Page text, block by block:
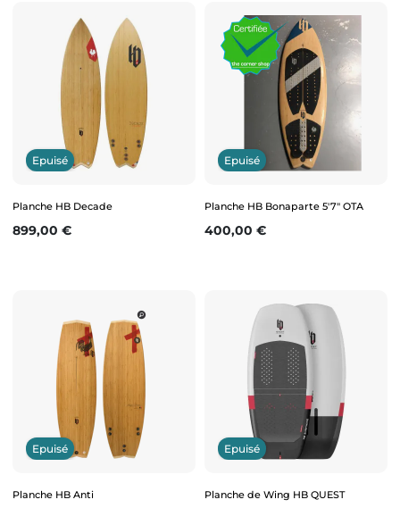
Epuisé
Planche HB Decade
Prix
899,00 €
Epuisé
Planche HB Bonaparte 5'7" OTA
Prix
400,00 €
Epuisé
Planche HB Anti
Epuisé
Planche de Wing HB QUEST